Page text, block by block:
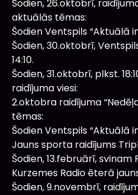
Šodien, 26.oktobrī,
aktuālās tēmas:
Šodien Ventspils “Aktuālā
Šodien, 30.oktobrī,
14:10.
Šodien, 31.oktobrī, plkst.
raidījuma viesi:
2.oktobra raidījuma
tēmas:
Šodien Ventspils “Aktuālā
Jauns sporta raidījums
Šodien, 13.februārī, svinam
Kurzemes Radio ēterā
Šodien, 9.novembrī,